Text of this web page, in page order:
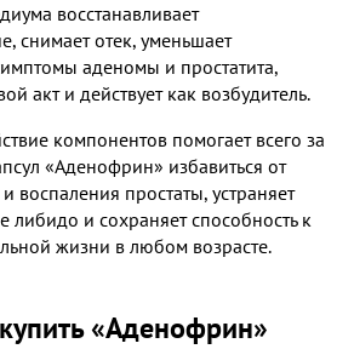
восстанавливает
снимает отек, уменьшает
аденомы и простатита,
акт и действует как возбудитель.
компонентов помогает всего за
«Аденофрин» избавиться от
воспаления простаты, устраняет
либидо и сохраняет способность к
жизни в любом возрасте.
«Аденофрин»